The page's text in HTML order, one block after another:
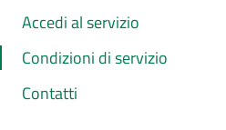
Accedi al servizio
Condizioni di servizio
Contatti